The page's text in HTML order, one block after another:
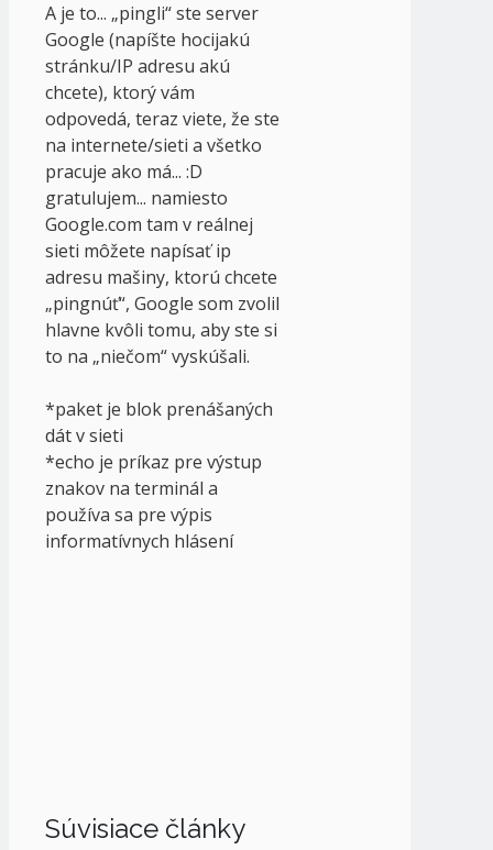
A je to... „pingli“ ste server
Google (napíšte hocijakú
stránku/IP adresu akú
chcete), ktorý vám
odpovedá, teraz viete, že ste
na internete/sieti a všetko
pracuje ako má... :D
gratulujem... namiesto
Google.com tam v reálnej
sieti môžete napísať ip
adresu mašiny, ktorú chcete
„pingnúť“, Google som zvolil
hlavne kvôli tomu, aby ste si
to na „niečom“ vyskúšali.
*paket je blok prenášaných
dát v sieti
*echo je príkaz pre výstup
znakov na terminál a
používa sa pre výpis
informatívnych hlásení
Súvisiace články